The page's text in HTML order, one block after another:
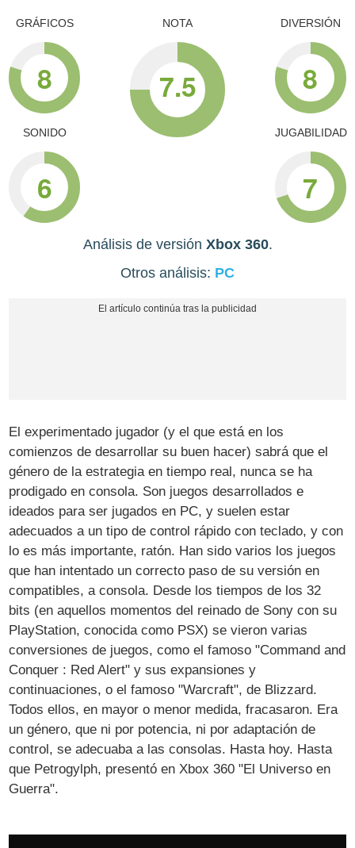
GRÁFICOS
8
SONIDO
6
NOTA
7.5
DIVERSIÓN
8
JUGABILIDAD
7
Análisis de versión Xbox 360.
Otros análisis: PC
El experimentado jugador (y el que está en los
comienzos de desarrollar su buen hacer) sabrá que el
género de la estrategia en tiempo real, nunca se ha
prodigado en consola. Son juegos desarrollados e
ideados para ser jugados en PC, y suelen estar
adecuados a un tipo de control rápido con teclado, y con
lo es más importante, ratón. Han sido varios los juegos
que han intentado un correcto paso de su versión en
compatibles, a consola. Desde los tiempos de los 32
bits (en aquellos momentos del reinado de Sony con su
PlayStation, conocida como PSX) se vieron varias
conversiones de juegos, como el famoso "Command and
Conquer : Red Alert" y sus expansiones y
continuaciones, o el famoso "Warcraft", de Blizzard.
Todos ellos, en mayor o menor medida, fracasaron. Era
un género, que ni por potencia, ni por adaptación de
control, se adecuaba a las consolas. Hasta hoy. Hasta
que Petrogylph, presentó en Xbox 360 "El Universo en
Guerra".